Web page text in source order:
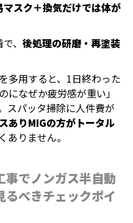
マスク＋換気だけでは体が
、 後処理の研磨・再塗装
多用すると、1日終わった
になぜか疲労感が重い」
スパッタ掃除に人件費が
ありMIGの方がトータル
ありません。
事でノンガス半自動
べきチェックポイ